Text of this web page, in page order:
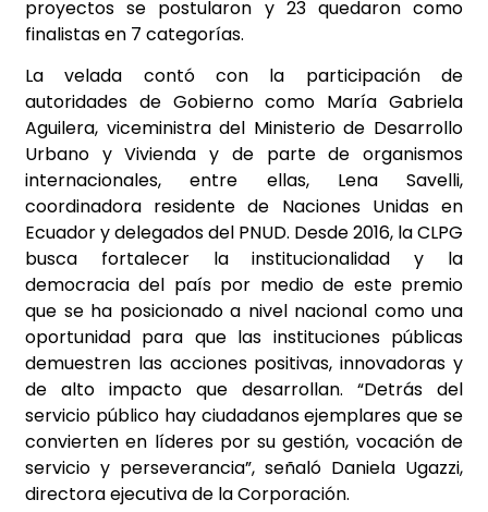
proyectos se postularon y 23 quedaron como
finalistas en 7 categorías.
La velada contó con la participación de
autoridades de Gobierno como María Gabriela
Aguilera, viceministra del Ministerio de Desarrollo
Urbano y Vivienda y de parte de organismos
internacionales, entre ellas, Lena Savelli,
coordinadora residente de Naciones Unidas en
Ecuador y delegados del PNUD. Desde 2016, la CLPG
busca fortalecer la institucionalidad y la
democracia del país por medio de este premio
que se ha posicionado a nivel nacional como una
oportunidad para que las instituciones públicas
demuestren las acciones positivas, innovadoras y
de alto impacto que desarrollan. “Detrás del
servicio público hay ciudadanos ejemplares que se
convierten en líderes por su gestión, vocación de
servicio y perseverancia”, señaló Daniela Ugazzi,
directora ejecutiva de la Corporación.